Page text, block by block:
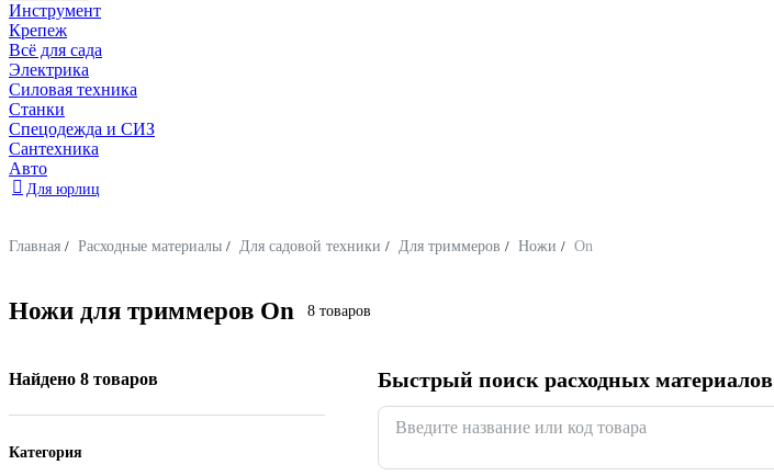
Инструмент
Крепеж
Всё для сада
Электрика
Силовая техника
Станки
Спецодежда и СИЗ
Сантехника
Авто
Для юрлиц
Главная / Расходные материалы / Для садовой техники / Для триммеров / Ножи / On
Ножи для триммеров On 8 товаров
Найдено 8 товаров
Категория
Быстрый поиск расходных материалов
Введите название или код товара